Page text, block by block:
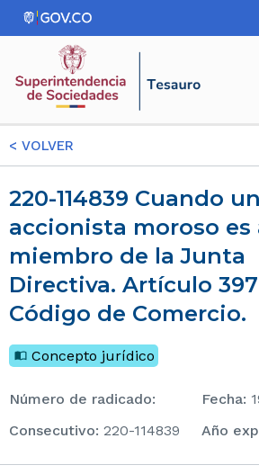
< VOLVER
220-114839 Cuando un
accionista moroso es
miembro de la Junta
Directiva. Artículo
Código de Comercio.
Concepto jurídico
Número de radicado: Fecha:
consecutivo: 220-114839 Año